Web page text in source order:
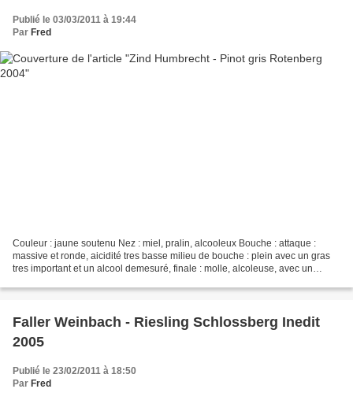
Publié le 03/03/2011 à 19:44
Par Fred
Couleur : jaune soutenu Nez : miel, pralin, alcooleux Bouche : attaque :
massive et ronde, aicidité tres basse milieu de bouche : plein avec un gras
tres important et un alcool demesuré, finale : molle, alcoleuse, avec un
Faller Weinbach - Riesling Schlossberg Inedit
2005
Publié le 23/02/2011 à 18:50
Par Fred